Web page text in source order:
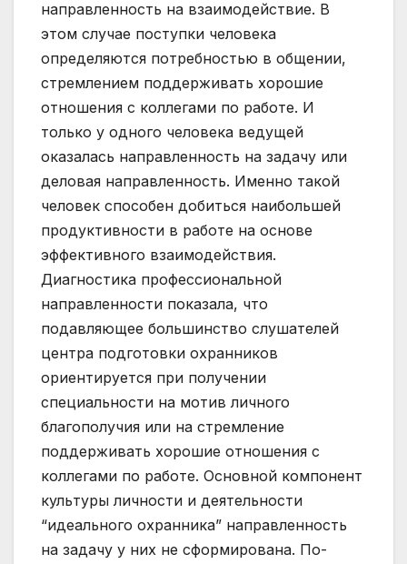
направленность на взаимодействие. В
этом случае поступки человека
определяются потребностью в общении,
стремлением поддерживать хорошие
отношения с коллегами по работе. И
только у одного человека ведущей
оказалась направленность на задачу или
деловая направленность. Именно такой
человек способен добиться наибольшей
продуктивности в работе на основе
эффективного взаимодействия.
Диагностика профессиональной
направленности показала, что
подавляющее большинство слушателей
центра подготовки охранников
ориентируется при получении
специальности на мотив личного
благополучия или на стремление
поддерживать хорошие отношения с
коллегами по работе. Основной компонент
культуры личности и деятельности
“идеального охранника” направленность
на задачу у них не сформирована. По-